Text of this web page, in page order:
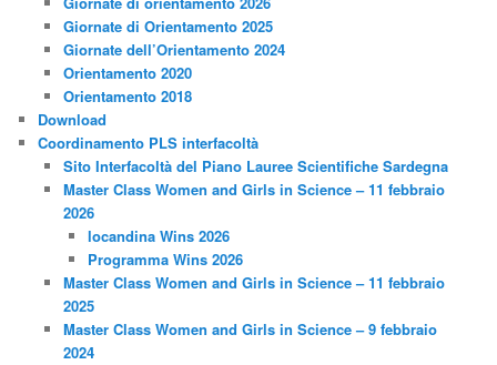
Giornate di Orientamento 2025
Giornate dell’Orientamento 2024
Orientamento 2020
Orientamento 2018
Download
Coordinamento PLS interfacoltà
Sito Interfacoltà del Piano Lauree Scientifiche Sardegna
Master Class Women and Girls in Science – 11 febbraio
2026
locandina Wins 2026
Programma Wins 2026
Master Class Women and Girls in Science – 11 febbraio
2025
Master Class Women and Girls in Science – 9 febbraio
2024